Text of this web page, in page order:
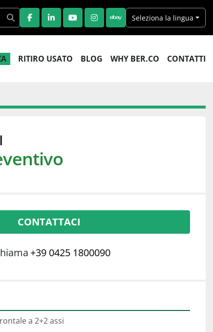
FACEBOOK
LINKEDINYOUTUBEINSTAGRAM
EBAYSeleziona la lingua
RITIRO USATO BLOG WHY BER.CO CONTATTI
CONTATTACI
+39 0425 1800090
a 2+2 assi